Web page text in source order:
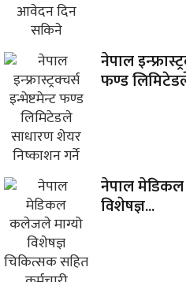
नेपाल
फण्ड
नेपाल
विशेषज्ञ...